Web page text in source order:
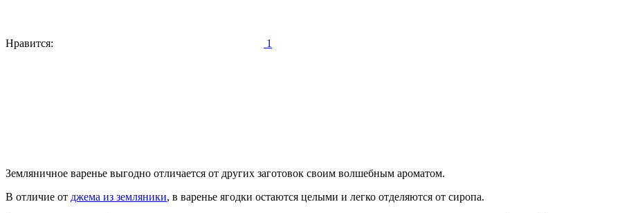
Нравится: 1
Земляничное варенье выгодно отличается от других заготовок своим волшебным ароматом.
В отличие от джема из земляники, в варенье ягодки остаются целыми и легко отделяются от сиропа.